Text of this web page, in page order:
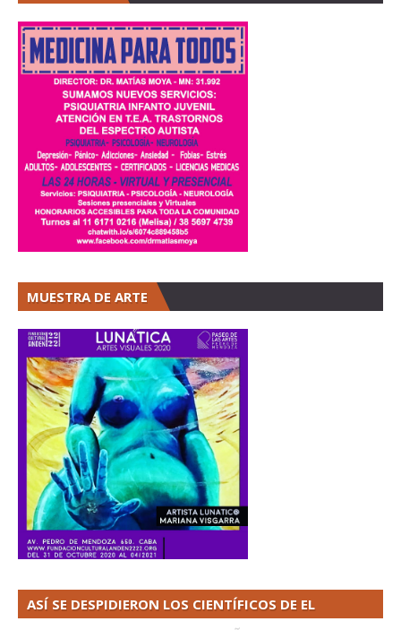
MUESTRA DE ARTE
ASÍ SE DESPIDIERON LOS CIENTÍFICOS DE EL